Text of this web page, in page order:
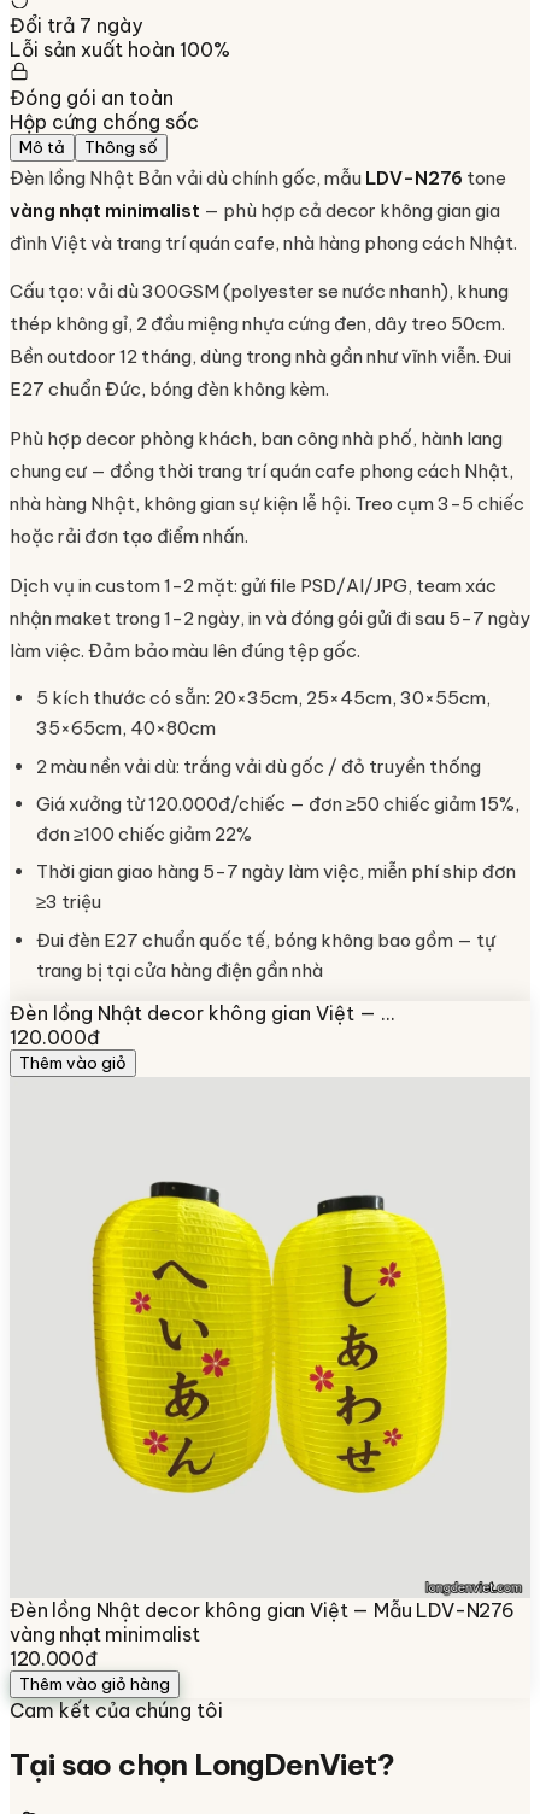
Đổi trả 7 ngày
Lỗi sản xuất hoàn 100%
Đóng gói an toàn
Hộp cứng chống sốc
Mô tả Thông số
Đèn lồng Nhật Bản vải dù chính gốc, mẫu LDV-N276 tone
vàng nhạt minimalist — phù hợp cả decor không gian gia
đình Việt và trang trí quán cafe, nhà hàng phong cách Nhật.
Cấu tạo: vải dù 300GSM (polyester se nước nhanh), khung
thép không gỉ, 2 đầu miệng nhựa cứng đen, dây treo 50cm.
Bền outdoor 12 tháng, dùng trong nhà gần như vĩnh viễn. Đui
E27 chuẩn Đức, bóng đèn không kèm.
Phù hợp decor phòng khách, ban công nhà phố, hành lang
chung cư — đồng thời trang trí quán cafe phong cách Nhật,
nhà hàng Nhật, không gian sự kiện lễ hội. Treo cụm 3-5 chiếc
hoặc rải đơn tạo điểm nhấn.
Dịch vụ in custom 1-2 mặt: gửi file PSD/AI/JPG, team xác
nhận maket trong 1-2 ngày, in và đóng gói gửi đi sau 5-7 ngày
làm việc. Đảm bảo màu lên đúng tệp gốc.
5 kích thước có sẵn: 20×35cm, 25×45cm, 30×55cm,
35×65cm, 40×80cm
2 màu nền vải dù: trắng vải dù gốc / đỏ truyền thống
Giá xưởng từ 120.000đ/chiếc — đơn ≥50 chiếc giảm 15%,
đơn ≥100 chiếc giảm 22%
Thời gian giao hàng 5-7 ngày làm việc, miễn phí ship đơn
≥3 triệu
Đui đèn E27 chuẩn quốc tế, bóng không bao gồm — tự
trang bị tại cửa hàng điện gần nhà
Đèn lồng Nhật decor không gian Việt — …
120.000đ
Thêm vào giỏ
Đèn lồng Nhật decor không gian Việt — Mẫu LDV-N276
vàng nhạt minimalist
120.000đ
Thêm vào giỏ hàng
Cam kết của chúng tôi
Tại sao chọn LongDenViet?